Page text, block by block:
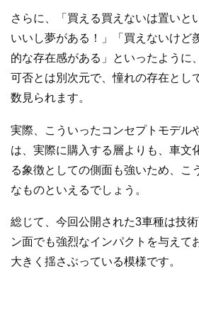
さらに、「買える買えないは置いと
いいし夢がある！」「買えないけど
的な存在感がある」といったように
可否とは別次元で、憧れの存在とし
数見られます。
実際、こういったコンセプトモデル
は、実際に購入する層よりも、車文
る象徴としての側面も強いため、こ
なものといえるでしょう。
総じて、今回公開された3車種は技
ン面でも強烈なインパクトを与えて
大きく揺さぶっている模様です。